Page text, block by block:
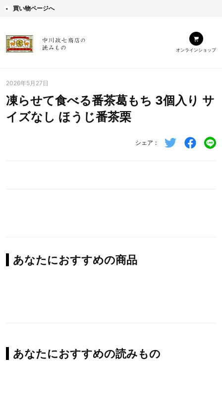
買い物ページへ
オンラインショップ
2026年5月27日
凍らせて食べる番茶葛もち 3個入り サ
イズなし ほうじ番茶栗
シェア
あなたにおすすめの商品
あなたにおすすめの読みもの